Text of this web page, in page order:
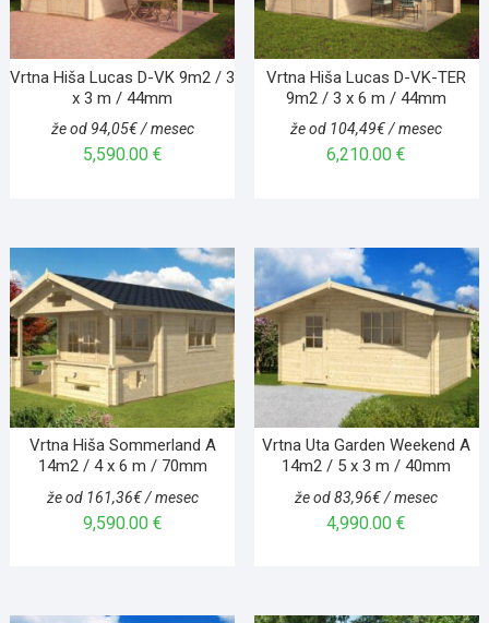
Vrtna Hiša Lucas D-VK 9m2 / 3
x 3 m / 44mm
že od 94,05€ / mesec
5,590.00 €
Vrtna Hiša Lucas D-VK-TER
9m2 / 3 x 6 m / 44mm
že od 104,49€ / mesec
6,210.00€
Vrtna Hiša Sommerland A
14m2 / 4 x 6 m / 70mm
že od 161,36€ / mesec
9,590.00 €
Vrtna Uta Garden Weekend A
14m2 / 5 x 3 m / 40mm
že od 83,96€ / mesec
4,990.00€